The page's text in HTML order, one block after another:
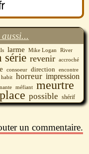
larme Mike Logan River
série revenir accroché
consoeur direction encontre
habit horreur impression
méfiant meurtre
place possible shérif
un commentaire.